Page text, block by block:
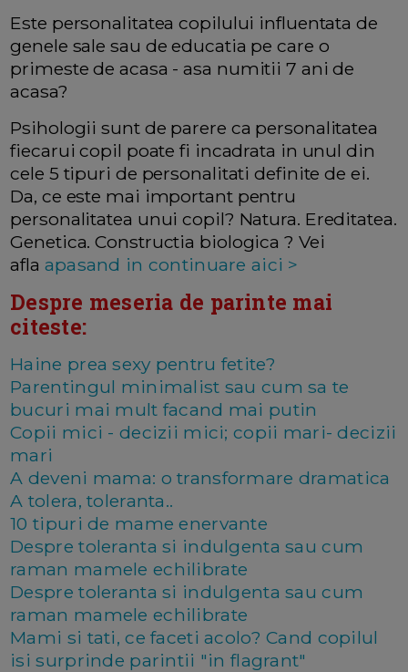
Este personalitatea copilului influentata de
genele sale sau de educatia pe care o
primeste de acasa - asa numitii 7 ani de
acasa?
Psihologii sunt de parere ca personalitatea
fiecarui copil poate fi incadrata in unul din
cele 5 tipuri de personalitati definite de ei.
Da, ce este mai important pentru
personalitatea unui copil? Natura. Ereditatea.
Genetica. Constructia biologica ? Vei
afla apasand in continuare aici >
Despre meseria de parinte mai
citeste:
Haine prea sexy pentru fetite?
Parentingul minimalist sau cum sa te
bucuri mai mult facand mai putin
Copii mici - decizii mici; copii mari- decizii
mari
A deveni mama: o transformare dramatica
A tolera, toleranta..
10 tipuri de mame enervante
Despre toleranta si indulgenta sau cum
raman mamele echilibrate
Despre toleranta si indulgenta sau cum
raman mamele echilibrate
Mami si tati, ce faceti acolo? Cand copilul
isi surprinde parintii "in flagrant"